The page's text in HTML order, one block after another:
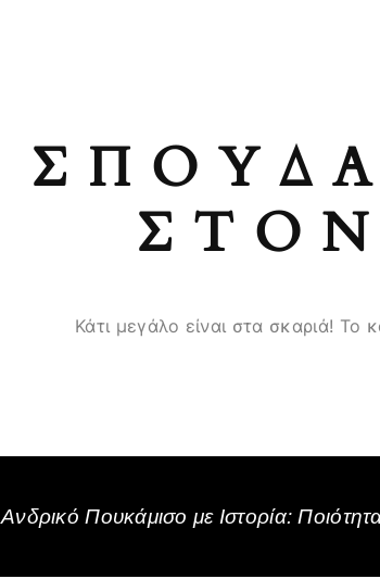
Κάτι μεγάλο είναι στα σκαριά! Το
Ανδρικό Πουκάμισο με Ιστορία: